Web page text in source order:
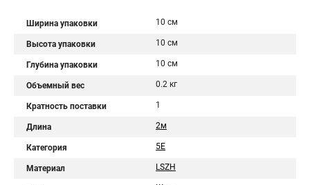
Ширина упаковки 10 см
Высота упаковки 10 см
Глубина упаковки 10 см
Объемный вес 0.2 кг
Кратность поставки 1
Длина 2м
Категория 5Е
Материал LSZH